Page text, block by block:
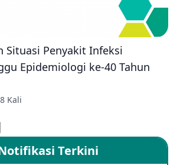
Situasi Penyakit Infeksi
Epidemiologi ke-40 Tahun
Kali
Terkini